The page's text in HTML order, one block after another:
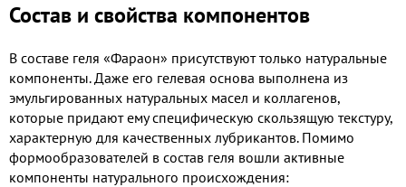
Состав и свойства компонентов
В составе геля «Фараон» присутствуют только натуральные
компоненты. Даже его гелевая основа выполнена из
эмульгированных натуральных масел и коллагенов,
которые придают ему специфическую скользящую текстуру,
характерную для качественных лубрикантов. Помимо
формообразователей в состав геля вошли активные
компоненты натурального происхождения: